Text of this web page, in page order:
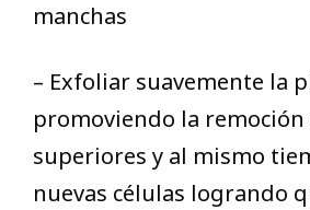
manchas
– Exfoliar suavemente la
promoviendo la remoción
superiores y al mismo
nuevas células logrando